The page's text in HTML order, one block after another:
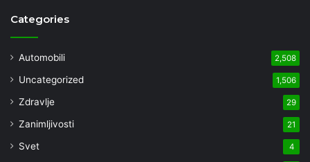
Categories
Automobili 2,508
Uncategorized 1,506
Zdravlje 29
Zanimljivosti 21
Svet 4